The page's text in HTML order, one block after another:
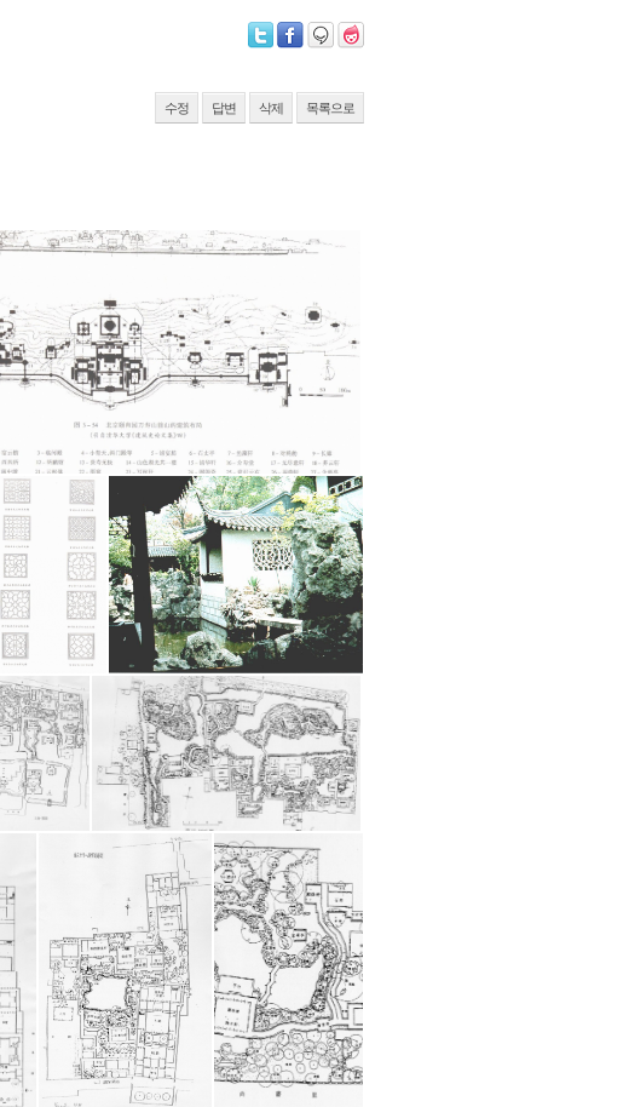
수정 답변 삭제 목록으로